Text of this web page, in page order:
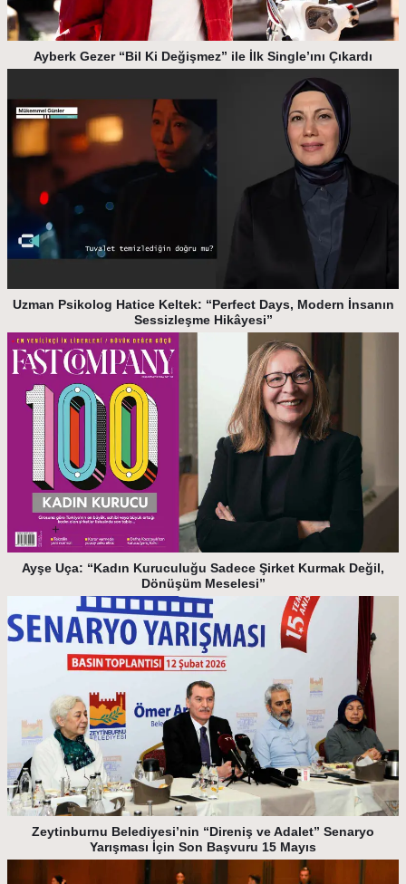
Ayberk Gezer “Bil Ki Değişmez” ile İlk Single’ını Çıkardı
Uzman Psikolog Hatice Keltek: “Perfect Days, Modern İnsanın
Sessizleşme Hikâyesi”
Ayşe Uça: “Kadın Kuruculuğu Sadece Şirket Kurmak Değil,
Dönüşüm Meselesi”
Zeytinburnu Belediyesi’nin “Direniş ve Adalet” Senaryo
Yarışması İçin Son Başvuru 15 Mayıs